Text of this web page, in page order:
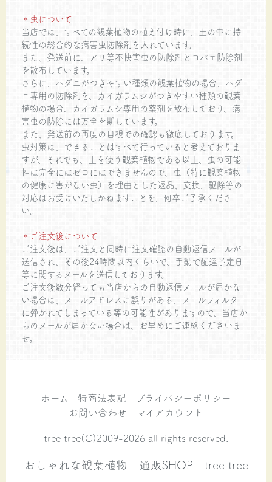
＊虫について
当店では、すべての観葉植物の植え付け時に、土の中に持
続性の総合的な病害虫防除剤を入れています。
また、発送前に、アリ等不快害虫の防除剤とコバエ防除剤
を散布しています。
さらに、ハダニがつきやすい種類の観葉植物の場合、ハダ
ニ専用の防除剤を、カイガラムシがつきやすい種類の観葉
植物の場合、カイガラムシ専用の薬剤を散布しており、病
害虫の防除には万全を期しています。
また、発送前の再度の目視での確認も徹底しております。
虫対策は、できることはすべて行っていると考えておりま
すが、それでも、土を使う観葉植物である以上、虫の可能
性は完全にはゼロにはできませんので、虫（特に観葉植物
の健康に害がない虫）を理由とした返品、交換、駆除等の
対応はお受けいたしかねますことを、何卒ご了承くださ
い。
＊ご注文後について
ご注文後は、ご注文と同時に注文確認の自動返信メールが
送信され、その後24時間以内くらいで、手動で配達予定日
等に関するメールを送信しております。
ご注文後数分経っても当店からの自動返信メールが届かな
い場合は、メールアドレスに誤りがある、メールフィルター
に弾かれてしまっている等の可能性がありますので、当店か
らのメールが届かない場合は、お早めにご連絡くださいま
せ。
ホーム 特商法表記
プライバシーポリシー
お問い合わせ
マイアカウント
tree tree(C)2009-2026 all rights reserved.
おしゃれな観葉植物 通販SHOP tree tree